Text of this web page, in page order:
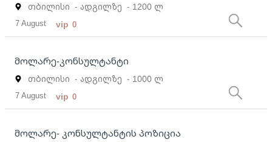
თბილისი - ადგილზე - 1200 ლ
7 August vip 0
მოლარე-კონსულტანტი
თბილისი - ადგილზე - 1000 ლ
7 August vip 0
მოლარე- კონსულტანტის პოზიცია